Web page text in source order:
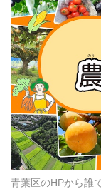
青葉区のHPから誰